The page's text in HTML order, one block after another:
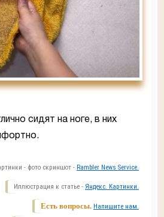
сидят на ноге, в них
- фото скриншот - Rambler News Service.
Иллюстрация к статье - Яндекс. Картинки.
Есть вопросы. Напишите нам.